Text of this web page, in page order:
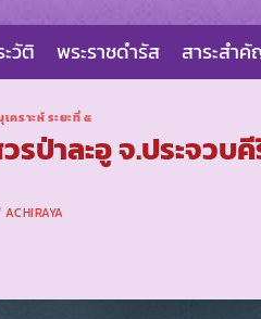
วัติ พระราชดำรัส สาระสำ
คราะห์ ระยะที่ ๕
รป่าละอู จ.ประจวบ
ACHIRAYA